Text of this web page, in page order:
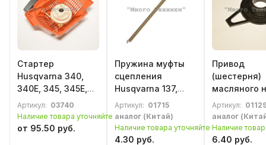
Стартер
Husqvarna 340,
340E, 345, 345E,
350 (легкий пуск)
в сборе
Артикул: 03740
Наличие товара уточняйте
от 95.50 руб.
Пружина муфты
сцепления
Husqvarna 137,
142, 236, 240,
Partner 350, 351,
352, 370, 390, 420,
Jonsered,
Артикул: 01715
аналог (Китай)
Наличие товара уточняйте
4.30 руб.
Привод
(шестерня)
масляного
Husqvarna
372, 570,
Артикул:
аналог
Наличие
6.40 руб.